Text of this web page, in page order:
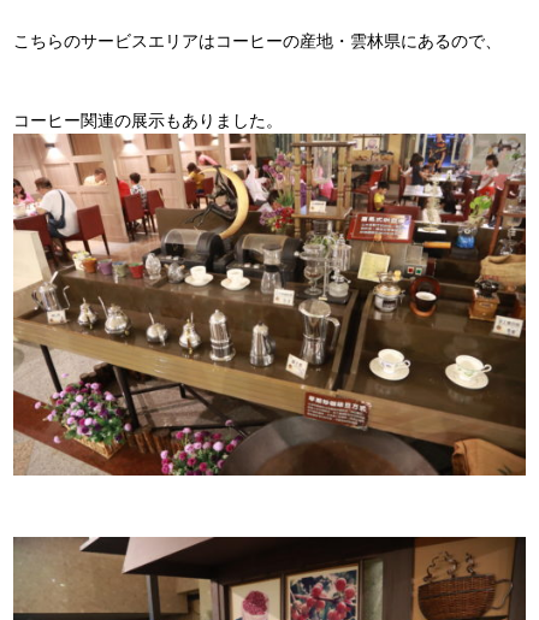
こちらのサービスエリアはコーヒーの産地・雲林県にあるので、
コーヒー関連の展示もありました。